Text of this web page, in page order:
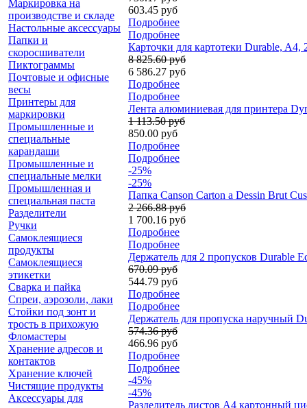
Маркировка на
производстве и складе
Настольные аксессуары
Папки и
скоросшиватели
Пиктограммы
Почтовые и офисные
весы
Принтеры для
маркировки
Промышленные и
специальные
карандаши
Промышленные и
специальные мелки
Промышленная и
специальная паста
Разделители
Ручки
Самоклеящиеся
продукты
Самоклеящиеся
этикетки
Сварка и пайка
Спреи, аэрозоли, лаки
Стойки под зонт и
трость в прихожую
Фломастеры
Хранение адресов и
контактов
Хранение ключей
Чистящие продукты
Аксессуары для
603.45 руб
Подробнее
Подробнее
Карточки для картотеки Durable, A4,
8 825.60 руб
6 586.27 руб
Подробнее
Подробнее
Лента алюминиевая для принтера
1 113.50 руб
850.00 руб
Подробнее
Подробнее
-25%
-25%
Папка Canson Carton a Dessin Brut
2 266.88 руб
1 700.16 руб
Подробнее
Подробнее
Держатель для 2 пропусков Durable
670.09 руб
544.79 руб
Подробнее
Подробнее
Держатель для пропуска наручный
574.36 руб
466.96 руб
Подробнее
Подробнее
-45%
-45%
Разделитель листов А4 картонный